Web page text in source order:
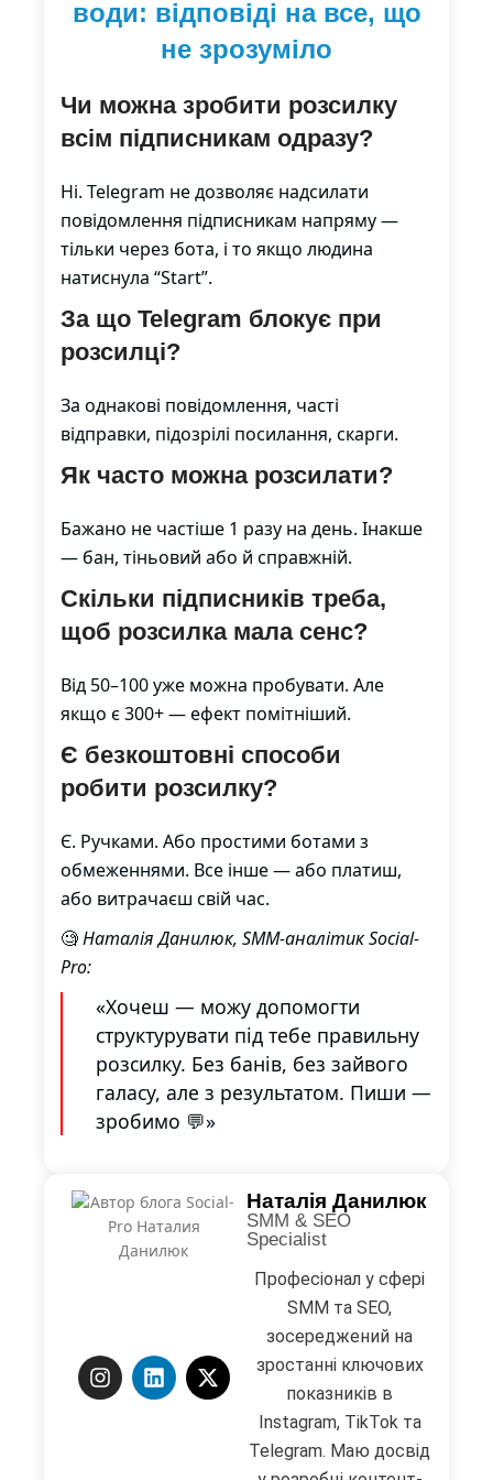
води: відповіді на все, що
не зрозуміло
Чи можна зробити розсилку
всім підписникам одразу?
Ні. Telegram не дозволяє надсилати
повідомлення підписникам напряму —
тільки через бота, і то якщо людина
натиснула “Start”.
За що Telegram блокує при
розсилці?
За однакові повідомлення, часті
відправки, підозрілі посилання, скарги.
Як часто можна розсилати?
Бажано не частіше 1 разу на день. Інакше
— бан, тіньовий або й справжній.
Скільки підписників треба,
щоб розсилка мала сенс?
Від 50–100 уже можна пробувати. Але
якщо є 300+ — ефект помітніший.
Є безкоштовні способи
робити розсилку?
Є. Ручками. Або простими ботами з
обмеженнями. Все інше — або платиш,
або витрачаєш свій час.
🧐Наталія Данилюк, SMM-аналітик Social-
Pro:
«Хочеш — можу допомогти
структурувати під тебе правильну
розсилку. Без банів, без зайвого
галасу, але з результатом. Пиши —
зробимо 💬»
Наталія Данилюк
SMM & SEO
Specialist
Професіонал у сфері
SMM та SEO,
зосереджений на
зростанні ключових
показників в
Instagram, TikTok та
Telegram. Маю досвід